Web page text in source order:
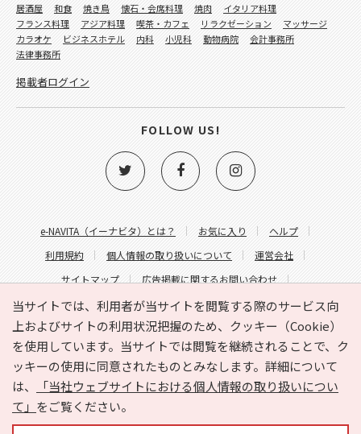
当サイトでは、利用者が当サイトを閲覧する際のサービス向
上およびサイトの利用状況把握のため、クッキー（Cookie）
を使用しています。当サイトでは閲覧を継続されることで、ク
ッキーの使用に同意されたものとみなします。詳細について
は、
「当社ウェブサイトにおける個人情報の取り扱いについ
て」 をご覧ください。
e-NAVITA（イーナビタ）とは？ お気に入り
ヘルプ
利用規約
個人情報の取り扱いについて
運営会社
サイトマップ
広告掲載に関するお問い合わせ
サイトの内容に関するお問い合わせ
居酒屋 和食 焼き鳥 懐石・会席料理 焼肉
イタリア料理
フランス料理
アジア料理 喫茶・カフェ リラクゼーション
マッサージ
カラオケ
ビジネスホテル 内科 小児科 動物病院
会計事務所
法律事務所
掲載者ログイン
FOLLOW US!
Copyright © HYOJITO.Co.,Ltd. All Rights Reserved.